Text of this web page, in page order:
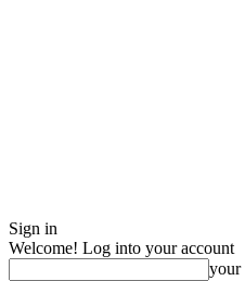
Sign in
Welcome! Log into your account
your